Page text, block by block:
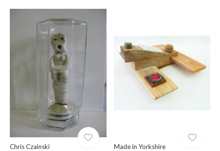
Chris Czainski Made in Yorkshire